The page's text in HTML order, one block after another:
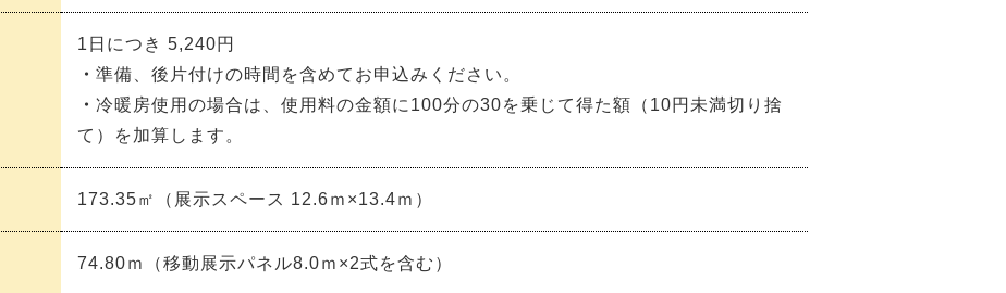
1日につき 5,240円
・ 準備、後片付けの時間を含めてお申込みください。
・ 冷暖房使用の場合は、使用料の金額に100分の30を乗じて得た額（10円未満切り捨
て）を加算します。
173.35㎡（展示スペース 12.6ｍ×13.4ｍ）
74.80ｍ（移動展示パネル8.0ｍ×2式を含む）